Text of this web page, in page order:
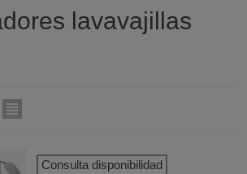
lavavajillas
Consulta disponibilidad